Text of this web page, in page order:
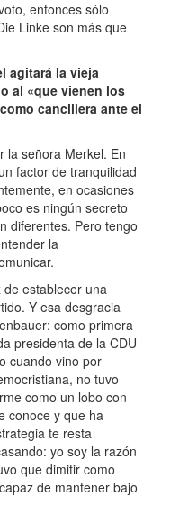
entonces sólo
Linke son más que
agitará la vieja
al «que vienen los
cancillera ante el
la señora Merkel. En
factor de tranquilidad
en ocasiones
es ningún secreto
diferentes. Pero tengo
la
establecer una
Y esa desgracia
como primera
presidenta de la CDU
cuando vino por
no tuvo
como un lobo con
conoce y que ha
te resta
yo soy la razón
que dimitir como
de mantener bajo